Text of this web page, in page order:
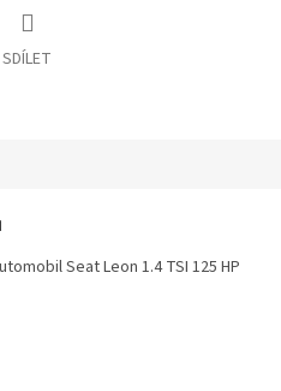
SDÍLET
Seat Leon 1.4 TSI 125 HP